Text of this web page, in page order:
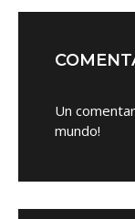
Un
mundo!